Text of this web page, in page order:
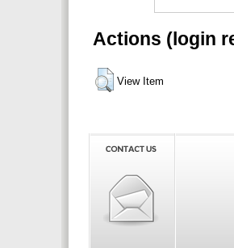
Actions (login
View Item